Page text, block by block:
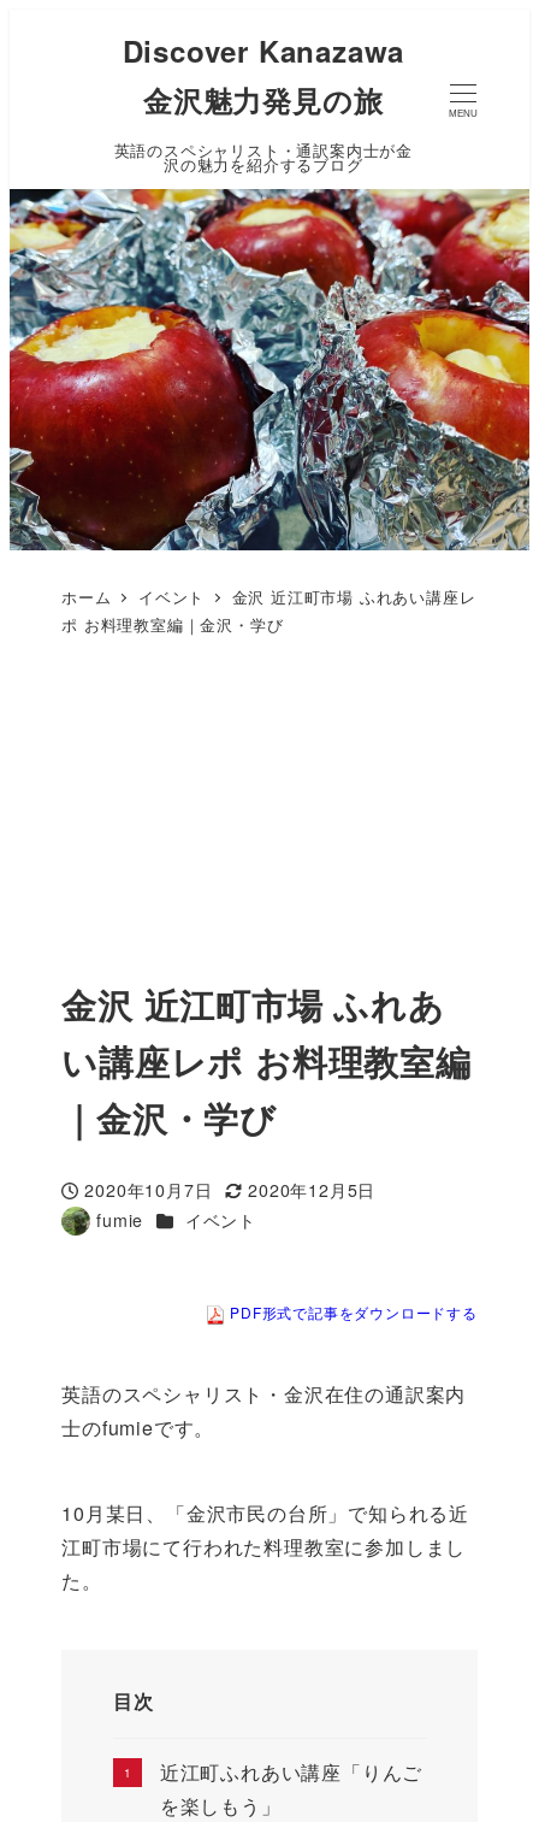
Discover Kanazawa
金沢魅力発見の旅
英語のスペシャリスト・通訳案内士が金
沢の魅力を紹介するブログ
MENU
ホーム イベント
金沢 近江町市場 ふれあい講座レ
ポ お料理教室編｜金沢・学び
金沢 近江町市場 ふれあ
い講座レポ お料理教室編
｜金沢・学び
投稿日
2020年10月7日
更新日
2020年12月5日
著
fumie カテゴリー
イベント
PDF形式で記事をダウンロードする
英語のスペシャリスト・金沢在住の通訳案内
士のfumieです。
10月某日、「金沢市民の台所」で知られる近
江町市場にて行われた料理教室に参加しまし
た。
目次
近江町ふれあい講座「りんご
を楽しもう」